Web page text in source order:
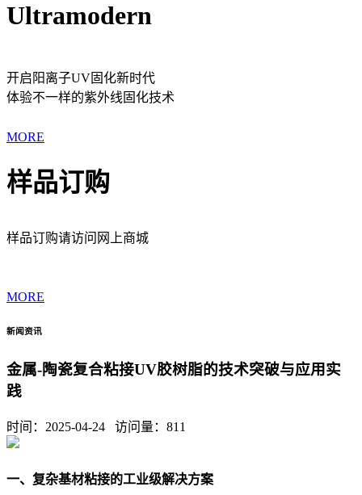
Ultramodern
开启阳离子UV固化新时代
体验不一样的紫外线固化技术
MORE
样品订购
样品订购请访问网上商城
MORE
新闻资讯
金属-陶瓷复合粘接UV胶树脂的技术突破与应用实
践
时间：2025-04-24 访问量： 811
一、复杂基材粘接的工业级解决方案